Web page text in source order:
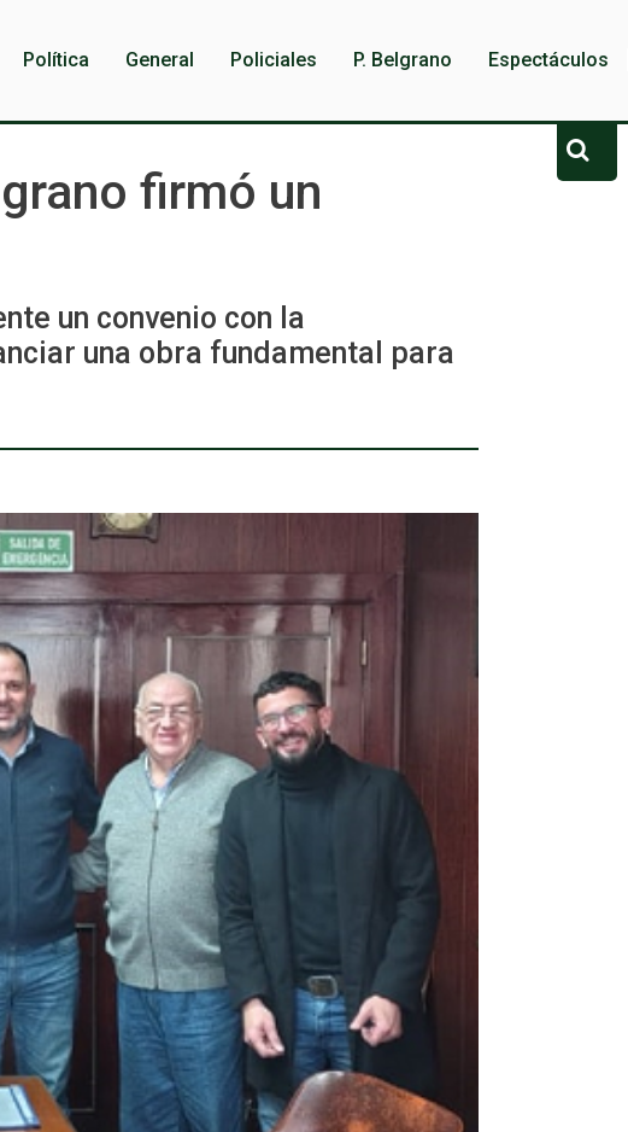
Política General Policiales P. Belgrano Espectáculos
firmó un
un convenio con la
una obra fundamental para